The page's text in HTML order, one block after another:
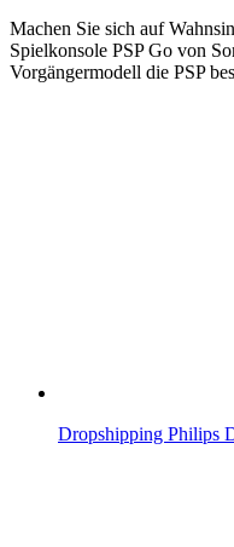
Machen Sie sich auf
Spielkonsole PSP Go von
Vorgängermodell die PSP
Dropshipping Philips